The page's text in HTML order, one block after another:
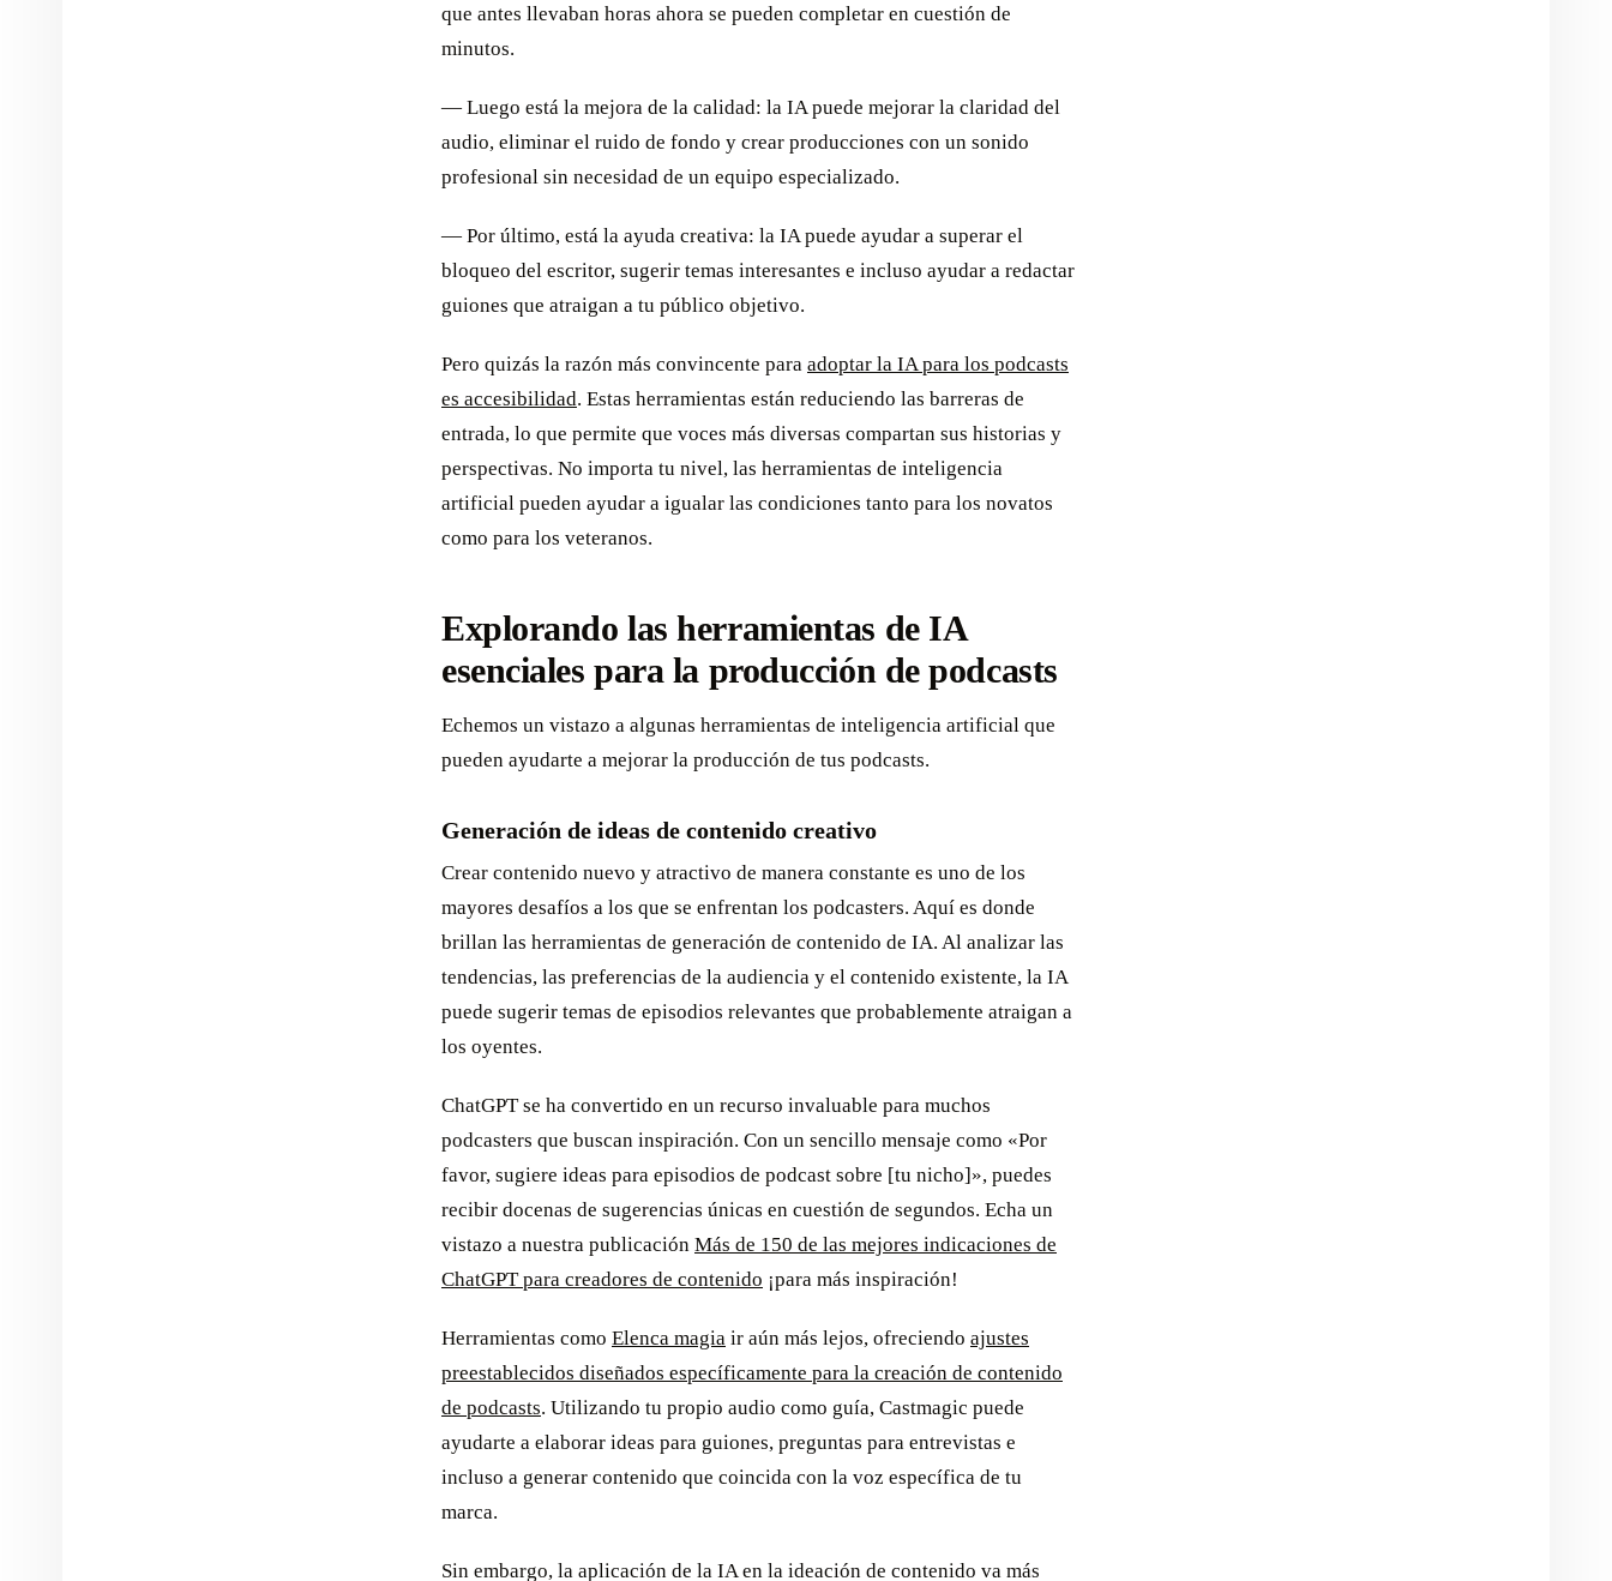
que antes llevaban horas ahora se pueden completar en cuestión de
minutos.
— Luego está la mejora de la calidad: la IA puede mejorar la claridad del
audio, eliminar el ruido de fondo y crear producciones con un sonido
profesional sin necesidad de un equipo especializado.
— Por último, está la ayuda creativa: la IA puede ayudar a superar el
bloqueo del escritor, sugerir temas interesantes e incluso ayudar a redactar
guiones que atraigan a tu público objetivo.
Pero quizás la razón más convincente para adoptar la IA para los podcasts
es accesibilidad. Estas herramientas están reduciendo las barreras de
entrada, lo que permite que voces más diversas compartan sus historias y
perspectivas. No importa tu nivel, las herramientas de inteligencia
artificial pueden ayudar a igualar las condiciones tanto para los novatos
como para los veteranos.
Explorando las herramientas de IA
esenciales para la producción de podcasts
Echemos un vistazo a algunas herramientas de inteligencia artificial que
pueden ayudarte a mejorar la producción de tus podcasts.
Generación de ideas de contenido creativo
Crear contenido nuevo y atractivo de manera constante es uno de los
mayores desafíos a los que se enfrentan los podcasters. Aquí es donde
brillan las herramientas de generación de contenido de IA. Al analizar las
tendencias, las preferencias de la audiencia y el contenido existente, la IA
puede sugerir temas de episodios relevantes que probablemente atraigan a
los oyentes.
ChatGPT se ha convertido en un recurso invaluable para muchos
podcasters que buscan inspiración. Con un sencillo mensaje como «Por
favor, sugiere ideas para episodios de podcast sobre [tu nicho]», puedes
recibir docenas de sugerencias únicas en cuestión de segundos. Echa un
vistazo a nuestra publicación Más de 150 de las mejores indicaciones de
ChatGPT para creadores de contenido ¡para más inspiración!
Herramientas como Elenca magia ir aún más lejos, ofreciendo ajustes
preestablecidos diseñados específicamente para la creación de contenido
de podcasts. Utilizando tu propio audio como guía, Castmagic puede
ayudarte a elaborar ideas para guiones, preguntas para entrevistas e
incluso a generar contenido que coincida con la voz específica de tu
marca.
Sin embargo, la aplicación de la IA en la ideación de contenido va más